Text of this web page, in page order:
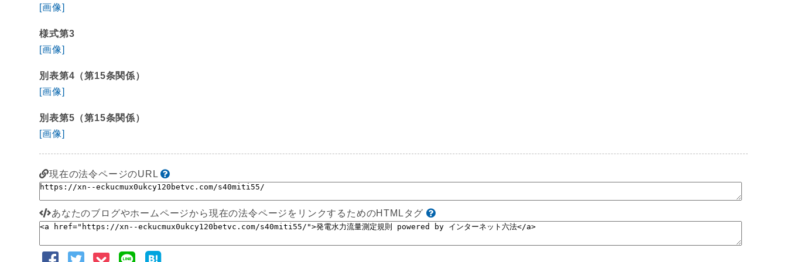
[画像]
様式第3
[画像]
別表第4（第15条関係）
[画像]
別表第5（第15条関係）
[画像]
現在の法令ページのURL
あなたのブログやホームページから現在の法令ページをリンクするためのHTMLタグ